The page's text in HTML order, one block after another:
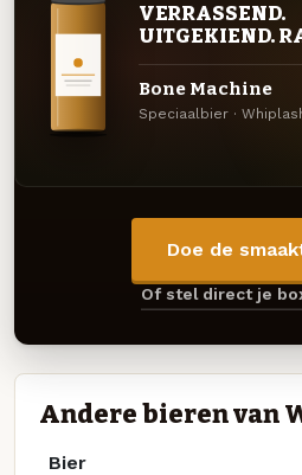
VERRASSEND.
UITGEKIEND.
Bone Machine
Speciaalbier ·
Doe de
Of stel direct je
Andere bieren van
Bier